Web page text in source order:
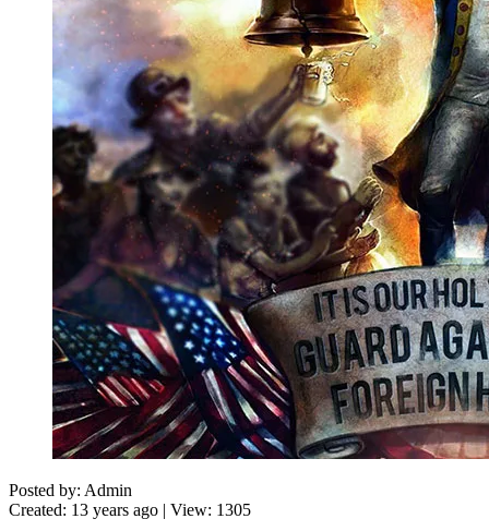
Posted by: Admin
Created: 13 years ago | View: 1305